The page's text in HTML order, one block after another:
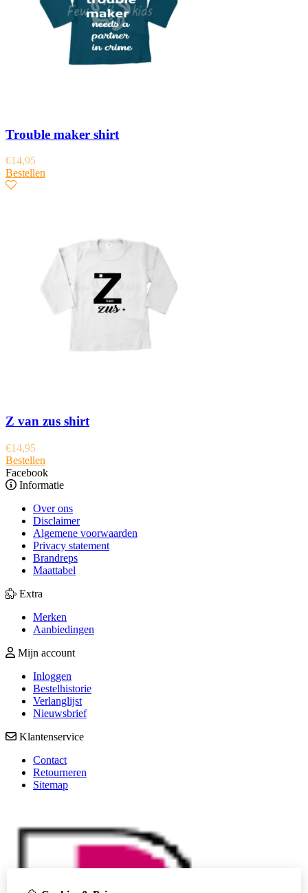
Trouble maker shirt
€14,95
Bestellen
Z van zus shirt
€14,95
Bestellen
Facebook
Informatie
Over ons
Disclaimer
Algemene voorwaarden
Privacy statement
Brandreps
Maattabel
Extra
Merken
Aanbiedingen
Mijn account
Inloggen
Bestelhistorie
Verlanglijst
Nieuwsbrief
Klantenservice
Contact
Retourneren
Sitemap